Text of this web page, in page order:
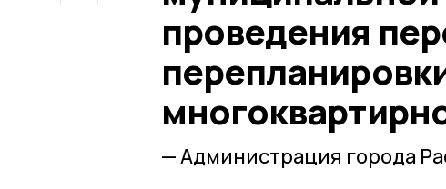
проведения
— Администрация города